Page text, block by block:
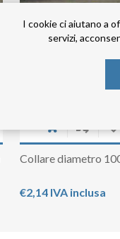
Collare diametro
€2,14 IVA inclusa
I cookie ci aiutano a
servizi,